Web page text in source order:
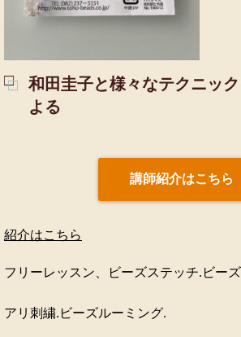
和田圭子と様々なテクニッ
よる
講師紹介はこちら
紹介はこちら
フリーレッスン、ビーズステッチ.ビー
アリ刺繍.ビーズルーミング.